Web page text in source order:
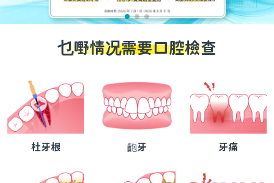
乜嘢情况需要口腔檢查
杜牙根 齙牙 牙痛